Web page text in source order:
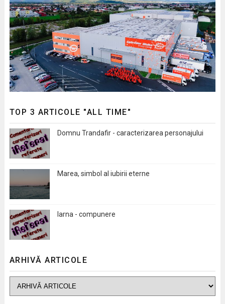
TOP 3 ARTICOLE "ALL TIME"
Domnu Trandafir - caracterizarea personajului
Marea, simbol al iubirii eterne
Iarna - compunere
ARHIVĂ ARTICOLE